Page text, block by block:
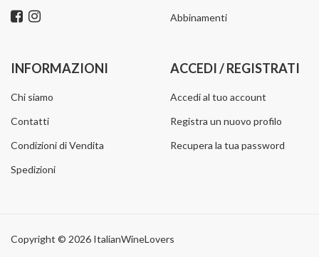
Abbinamenti
INFORMAZIONI
Chi siamo
Contatti
Condizioni di Vendita
Spedizioni
ACCEDI / REGISTRATI
Accedi al tuo account
Registra un nuovo profilo
Recupera la tua password
Copyright © 2026 ItalianWineLovers